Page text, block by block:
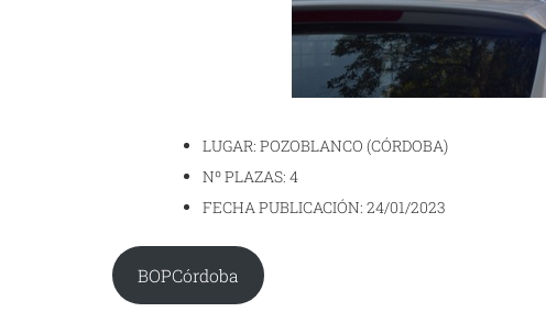
LUGAR: POZOBLANCO (CÓRDOBA)
Nº PLAZAS: 4
FECHA PUBLICACIÓN: 24/01/2023
BOPCórdoba